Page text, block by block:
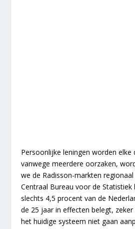
Persoonlijke leningen worden elke
vanwege meerdere oorzaken,
we de Radisson-markten
Centraal Bureau voor de
slechts 4,5 procent van de
de 25 jaar in effecten belegt,
het huidige systeem niet gaan